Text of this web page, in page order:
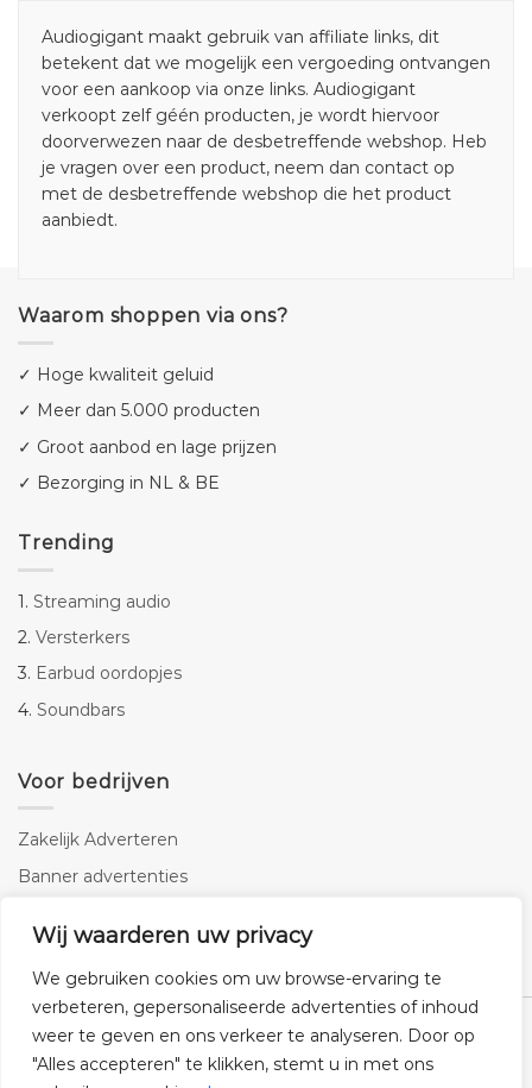
Wij waarderen uw privacy
We gebruiken cookies om uw browse-ervaring te
verbeteren, gepersonaliseerde advertenties of inhoud
weer te geven en ons verkeer te analyseren. Door op
"Alles accepteren" te klikken, stemt u in met ons
Audiogigant maakt gebruik van affiliate links, dit
betekent dat we mogelijk een vergoeding ontvangen
voor een aankoop via onze links. Audiogigant
verkoopt zelf géén producten, je wordt hiervoor
doorverwezen naar de desbetreffende webshop. Heb
je vragen over een product, neem dan contact op
met de desbetreffende webshop die het product
aanbiedt.
Waarom shoppen via ons?
✓ Hoge kwaliteit geluid
✓ Meer dan 5.000 producten
✓ Groot aanbod en lage prijzen
✓ Bezorging in NL & BE
Trending
1. Streaming audio
2. Versterkers
3. Earbud oordopjes
4. Soundbars
Voor bedrijven
Zakelijk Adverteren
Banner advertenties
SEO copywriting